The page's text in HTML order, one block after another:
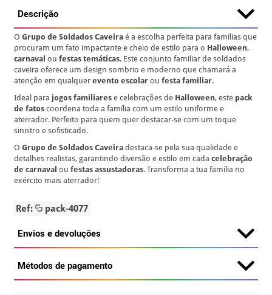
Descrição
OGrupo de Soldados Caveira é a escolha perfeita para famílias que
procuram um fato impactante e cheio de estilo para o Halloween,
carnaval oufestas temáticas. Este conjunto familiar de soldados
caveira oferece um design sombrio e moderno que chamará a
atenção em qualquerevento escolar oufesta familiar.
Ideal para jogos familiares e celebrações de Halloween, este pack
de fatos coordena toda a família com um estilo uniforme e
aterrador. Perfeito para quem quer destacar-se com um toque
sinistro e sofisticado.
OGrupo de Soldados Caveira destaca-se pela sua qualidade e
detalhes realistas, garantindo diversão e estilo em cadacelebração
de carnaval oufestas assustadoras. Transforma a tua família no
exército mais aterrador!
Ref: pack-4077
Envios e devoluções
Métodos de pagamento